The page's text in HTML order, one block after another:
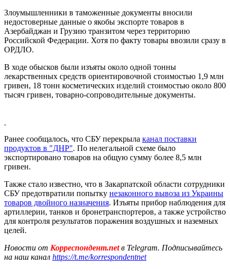
Злоумышленники в таможенные документы вносили
недостоверные данные о якобы экспорте товаров в
Азербайджан и Грузию транзитом через территорию
Российской Федерации. Хотя по факту товары ввозили сразу в
ОРДЛО.
В ходе обысков были изъяты около одной тонны
лекарственных средств ориентировочной стоимостью 1,9 млн
гривен, 18 тонн косметических изделий стоимостью около 800
тысяч гривен, товарно-сопроводительные документы.
Ранее сообщалось, что СБУ перекрыла канал поставки
продуктов в "ДНР". По нелегальной схеме было
экспортировано товаров на общую сумму более 8,5 млн
гривен.
Также стало известно, что в Закарпатской области сотрудники
СБУ предотвратили попытку незаконного вывоза из Украины
товаров двойного назначения. Изъяты прибор наблюдения для
артиллерии, танков и бронетранспортеров, а также устройство
для контроля результатов поражения воздушных и наземных
целей.
Новости от Корреспондент.netв Telegram. Подписывайтесь
на наш канал https://t.me/korrespondentnet